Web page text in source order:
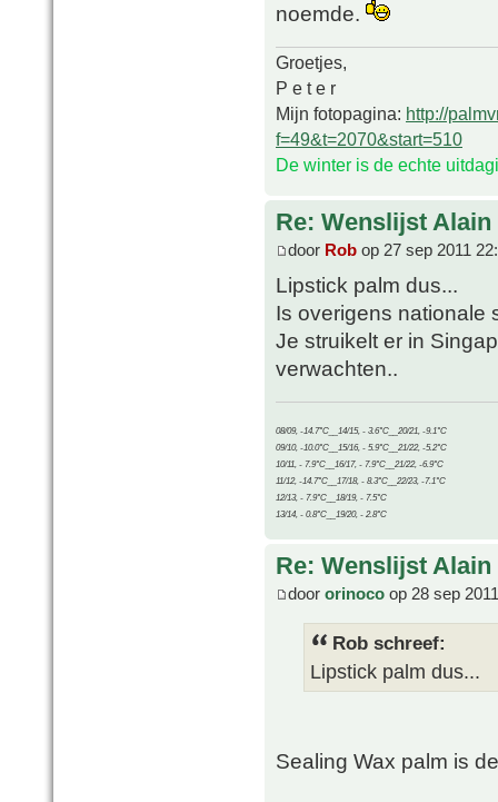
noemde.
Groetjes,
P e t e r
Mijn fotopagina: http://
f=49&t=2070&start=510
De winter is de echte
Re: Wenslijst Alain
door Rob op 27 sep 2011
Lipstick palm dus...
Is overigens nationale
Je struikelt er in
verwachten..
08/09, -14.7°C__14/15, - 3.6°C__20/21, -9.1°C
09/10, -10.0°C__15/16, - 5.9°C__21/22, -5.2°C
10/11, - 7.9°C__16/17, - 7.9°C__21/22, -6.9°C
11/12, -14.7°C__17/18, - 8.3°C__22/23, -7.1°C
12/13, - 7.9°C__18/19, - 7.5°C
13/14, - 0.8°C__19/20, - 2.8°C
Re: Wenslijst Alain
door orinoco op 28 sep
Rob schreef:
Lipstick palm dus...
Sealing Wax palm is